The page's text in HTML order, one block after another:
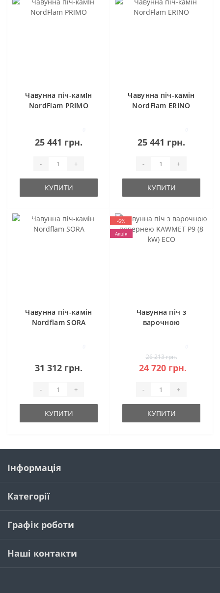
Чавунна піч-камІн
NordFlam PRIMO
25 441 грн.
- +
КУПИТИ
Чавунна піч-камін
NordFlam ERINO
25 441 грн.
- +
КУПИТИ
Чавунна піч-камін
Nordflam SORA
31 312 грн.
- +
КУПИТИ
-6%
Акція
Чавунна піч з
варочною
26 213 грн.
24 720 грн.
- +
КУПИТИ
Інформація
Категорії
Графік роботи
Наші контакти